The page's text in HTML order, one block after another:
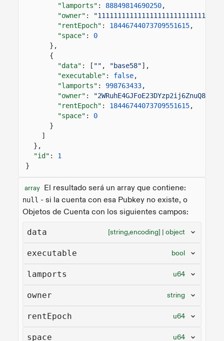
"lamports" : 88849814690250,
"owner" :
"rentEpoch" : 18446744073709551615,
"space" :
0
},
{
"data" : [ "" , "base58"],
"executable" : false,
"lamports" : 998763433,
"owner" :
"rentEpoch" : 18446744073709551615,
"space" :
0
}
]
},
"id" :
1
}
array El resultado será un array que contiene:
null - si la cuenta con esa Pubkey no existe, o
Objetos de Cuenta con los siguientes campos:
data [string,encoding] | object
executable bool
lamports u64
owner string
rentEpoch u64
space u64